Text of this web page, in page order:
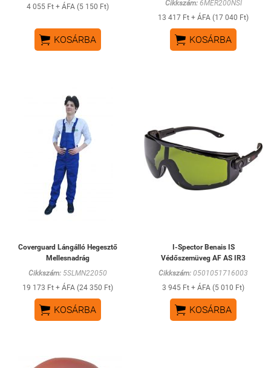
4 055 Ft + ÁFA (5 150 Ft)
 KOSÁRBA
Cikkszám:6MER200NSI
13 417 Ft + ÁFA (17 040 Ft)
 KOSÁRBA
Coverguard Lángálló Hegesztő
Mellesnadrág
Cikkszám: 5SLMN22050
19 173 Ft + ÁFA (24 350 Ft)
 KOSÁRBA
I-Spector Benais IS
Védőszemüveg AF AS IR3
Cikkszám: 0501051716003
3 945 Ft + ÁFA (5 010 Ft)
 KOSÁRBA